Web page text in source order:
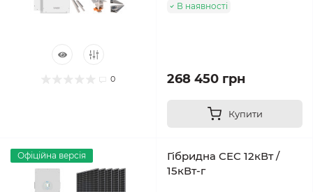
0
В наявності
268 450 грн
Купити
Офіційна версія
Гібридна СЕС 12кВт /
15кВт-г